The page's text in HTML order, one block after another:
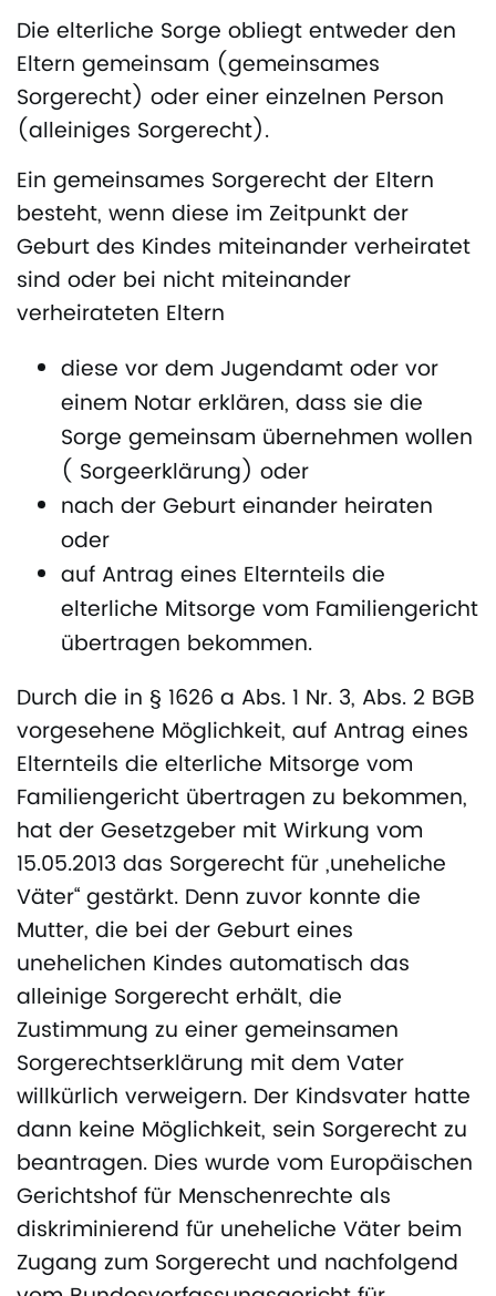
Die elterliche Sorge obliegt entweder den
Eltern gemeinsam (gemeinsames
Sorgerecht) oder einer einzelnen Person
(alleiniges Sorgerecht).
Ein gemeinsames Sorgerecht der Eltern
besteht, wenn diese im Zeitpunkt der
Geburt des Kindes miteinander verheiratet
sind oder bei nicht miteinander
verheirateten Eltern
diese vor dem Jugendamt oder vor
einem Notar erklären, dass sie die
Sorge gemeinsam übernehmen wollen
( Sorgeerklärung) oder
nach der Geburt einander heiraten
oder
auf Antrag eines Elternteils die
elterliche Mitsorge vom Familiengericht
übertragen bekommen.
Durch die in § 1626 a Abs. 1 Nr. 3, Abs. 2 BGB
vorgesehene Möglichkeit, auf Antrag eines
Elternteils die elterliche Mitsorge vom
Familiengericht übertragen zu bekommen,
hat der Gesetzgeber mit Wirkung vom
15.05.2013 das Sorgerecht für „uneheliche
Väter“ gestärkt. Denn zuvor konnte die
Mutter, die bei der Geburt eines
unehelichen Kindes automatisch das
alleinige Sorgerecht erhält, die
Zustimmung zu einer gemeinsamen
Sorgerechtserklärung mit dem Vater
willkürlich verweigern. Der Kindsvater hatte
dann keine Möglichkeit, sein Sorgerecht zu
beantragen. Dies wurde vom Europäischen
Gerichtshof für Menschenrechte als
diskriminierend für uneheliche Väter beim
Zugang zum Sorgerecht und nachfolgend